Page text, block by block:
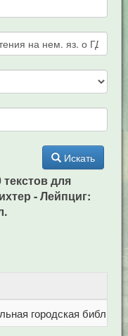
Искать
для
- Лейпциг:
городская